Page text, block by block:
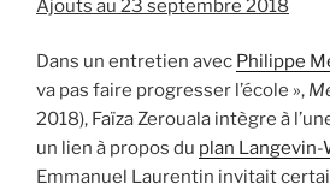
Ajouts au 23 septembre 2018
Dans un entretien avec Philippe
va pas faire progresser l’école »,
2018), Faïza Zerouala intègre à
un lien à propos du plan Langevin-
Emmanuel Laurentin invitait